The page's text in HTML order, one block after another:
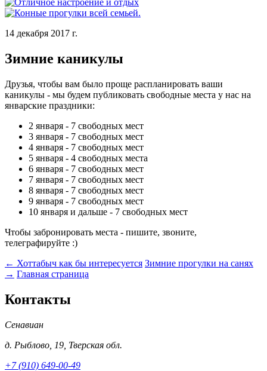
14 декабря 2017 г.
Зимние каникулы
Друзья, чтобы вам было проще распланировать ваши
каникулы - мы будем публиковать свободные места у нас на
январские праздники:
2 января - 7 свободных мест
3 января - 7 свободных мест
4 января - 7 свободных мест
5 января - 4 свободных места
6 января - 7 свободных мест
7 января - 7 свободных мест
8 января - 7 свободных мест
9 января - 7 свободных мест
10 января и дальше - 7 свободных мест
Чтобы забронировать места - пишите, звоните,
телеграфируйте :)
← Хоттабыч как бы интересуется Зимние прогулки на санях
→ Главная страница
Контакты
Сенавиан
д. Рыблово 19 Тверская обл.
+7 (910) 649-00-49